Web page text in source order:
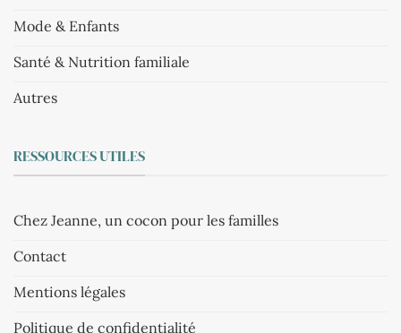
Mode & Enfants
Santé & Nutrition familiale
Autres
RESSOURCES UTILES
Chez Jeanne, un cocon pour les familles
Contact
Mentions légales
Politique de confidentialité